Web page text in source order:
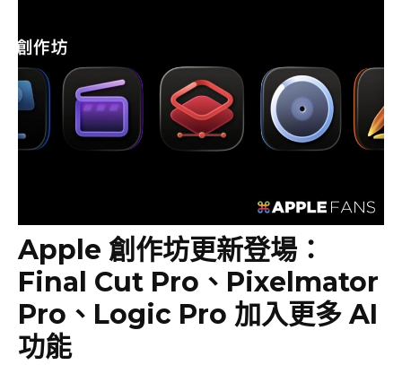
Apple 創作坊更新登場：
Final Cut Pro、Pixelmator
Pro、Logic Pro 加入更多 AI
功能